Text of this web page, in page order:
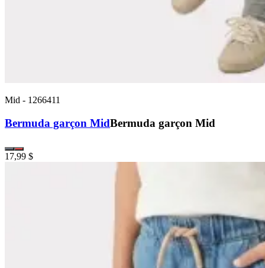
Mid - 1266411
Bermuda garçon MidBermuda garçon Mid
17,99 $